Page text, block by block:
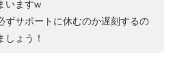
いますw
ずサポートに休むのか遅刻するの
しょう！